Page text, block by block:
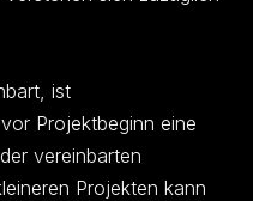
ist
Projektbeginn eine
vereinbarten
Projekten kann